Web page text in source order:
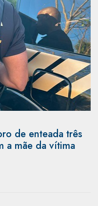
de enteada três
a mãe da vítima